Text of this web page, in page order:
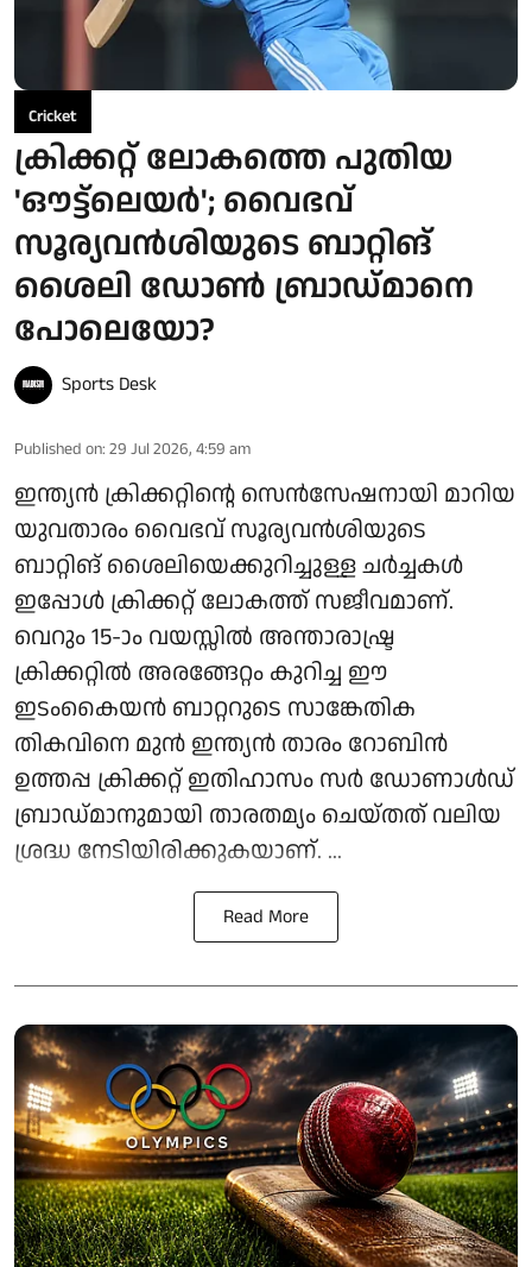
Cricket
ക്രിക്കറ്റ് ലോകത്തെ പുതിയ
'ഔട്ട്ലെയര്‍'; വൈഭവ്
സൂര്യവൻശിയുടെ ബാറ്റിങ്
ശൈലി ഡോണ്‍ ബ്രാഡ്മാനെ
പോലെയോ?
Sports Desk
Published on: 29 Jul 2026, 4:59 am
ഇന്ത്യന്‍ ക്രിക്കറ്റിന്റെ സെന്‍സേഷനായി മാറിയ
യുവതാരം വൈഭവ് സൂര്യവൻശിയുടെ
ബാറ്റിങ് ശൈലിയെക്കുറിച്ചുള്ള ചര്‍ച്ചകള്‍
ഇപ്പോള്‍ ക്രിക്കറ്റ് ലോകത്ത് സജീവമാണ്.
വെറും 15-ാം വയസ്സില്‍ അന്താരാഷ്ട്ര
ക്രിക്കറ്റില്‍ അരങ്ങേറ്റം കുറിച്ച ഈ
ഇടംകൈയന്‍ ബാറ്ററുടെ സാങ്കേതിക
തികവിനെ മുന്‍ ഇന്ത്യന്‍ താരം റോബിന്‍
ഉത്തപ്പ ക്രിക്കറ്റ് ഇതിഹാസം സര്‍ ഡോണാള്‍ഡ്
ബ്രാഡ്മാനുമായി താരതമ്യം ചെയ്തത് വലിയ
ശ്രദ്ധ നേടിയിരിക്കുകയാണ്. ...
Read More